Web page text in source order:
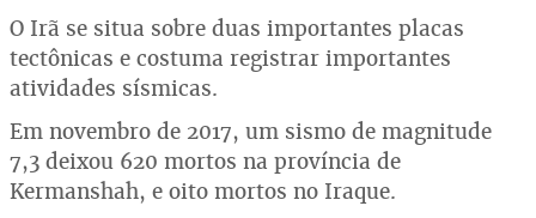
O Irã se situa sobre duas importantes placas
tectônicas e costuma registrar importantes
atividades sísmicas.
Em novembro de 2017, um sismo de magnitude
7,3 deixou 620 mortos na província de
Kermanshah, e oito mortos no Iraque.